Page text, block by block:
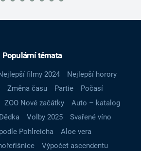
Populární témata
filmy 2024
Nejlepší horory
Změna času Partie
Počasí
ZOO Nové začátky
Auto – katalog
Volby 2025
Svařené víno
Pohlreicha
Aloe vera
Výpočet ascendentu